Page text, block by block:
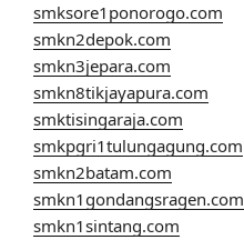
smksore1ponorogo.com
smkn2depok.com
smkn3jepara.com
smkn8tikjayapura.com
smktisingaraja.com
smkpgri1tulungagung.com
smkn2batam.com
smkn1gondangsragen.com
smkn1sintang.com